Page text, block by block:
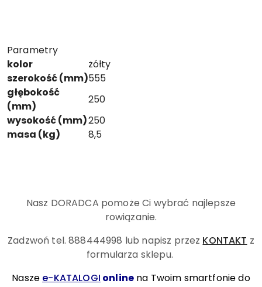
Parametry
kolor
żółty
szerokość (mm)555
głębokość
(mm)
250
wysokość (mm)250
masa (kg)
8,5
Nasz DORADCA pomoże Ci wybrać najlepsze
rowiązanie.
Zadzwoń tel. 888444998 lub napisz przez KONTAKT z
formularza sklepu.
Nasze e-KATALOGI online na Twoim smartfonie do